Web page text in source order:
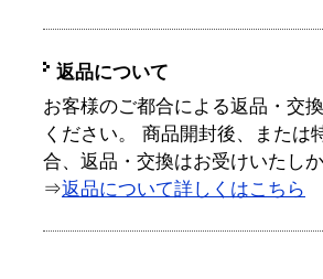
返品について
お客様のご都合による返品・交
ください。 商品開封後、または
合、返品・交換はお受けいたし
⇒返品について詳しくはこちら